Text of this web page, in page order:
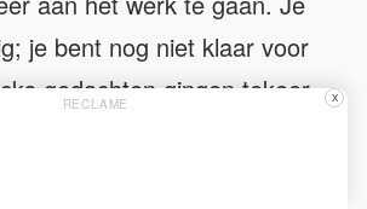
je bent nog niet klaar voor
gedachten gingen tekeer.
RECLAME X